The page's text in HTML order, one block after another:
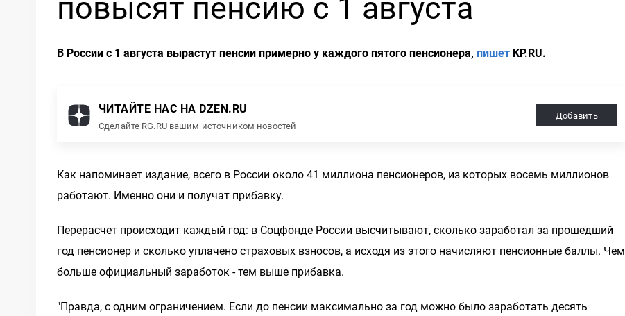
повысят пенсию с 1 августа
В России с 1 августа вырастут пенсии примерно у каждого пятого пенсионера, пишет KP.RU.
ЧИТАЙТЕ НАС НА DZEN.RU
Сделайте RG.RU вашим источником новостей
Добавить
Как напоминает издание, всего в России около 41 миллиона пенсионеров, из которых восемь миллионов
работают. Именно они и получат прибавку.
Перерасчет происходит каждый год: в Соцфонде России высчитывают, сколько заработал за прошедший
год пенсионер и сколько уплачено страховых взносов, а исходя из этого начисляют пенсионные баллы. Чем
больше официальный заработок - тем выше прибавка.
"Правда, с одним ограничением. Если до пенсии максимально за год можно было заработать десять